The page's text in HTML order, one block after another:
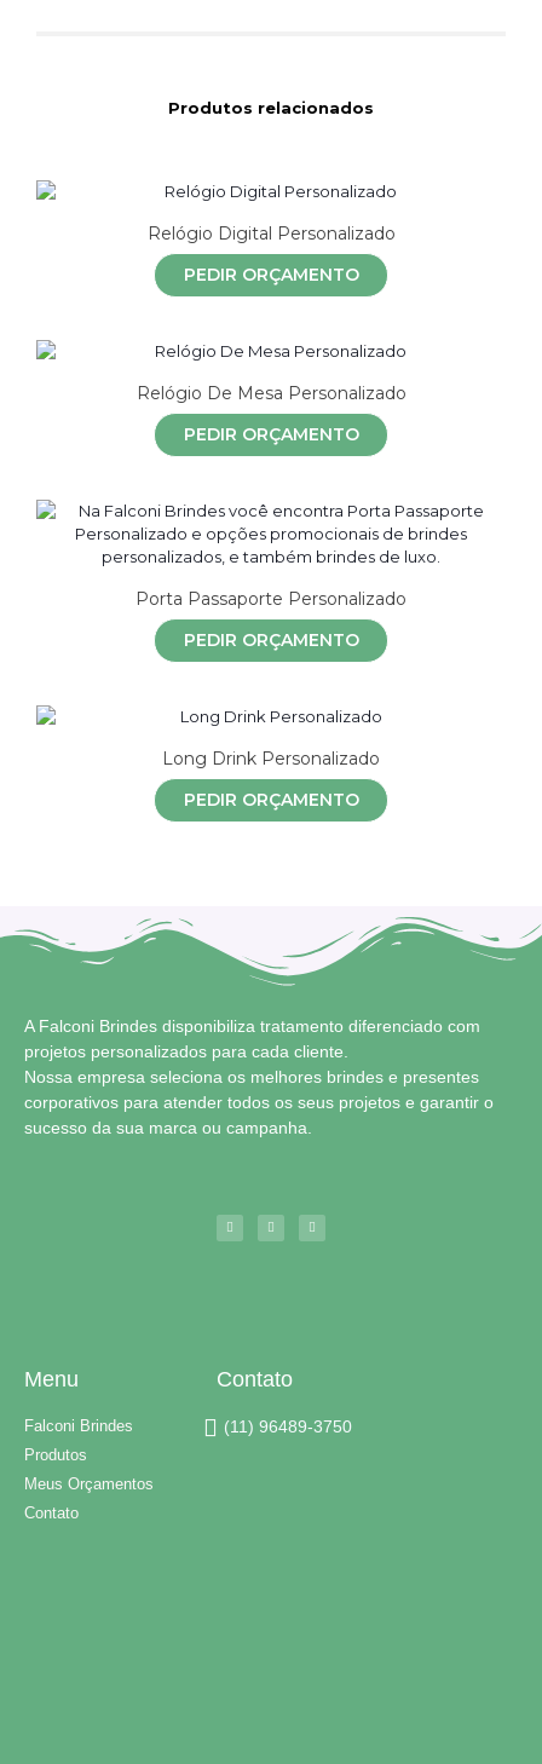
Produtos relacionados
Relógio Digital Personalizado
PEDIR ORÇAMENTO
Relógio De Mesa Personalizado
PEDIR ORÇAMENTO
Porta Passaporte Personalizado
PEDIR ORÇAMENTO
Long Drink Personalizado
PEDIR ORÇAMENTO
A Falconi Brindes disponibiliza tratamento diferenciado com
projetos personalizados para cada cliente.
Nossa empresa seleciona os melhores brindes e presentes
corporativos para atender todos os seus projetos e garantir o
sucesso da sua marca ou campanha.
Menu
Falconi Brindes
Produtos
Meus Orçamentos
Contato
Contato
(11) 96489-3750